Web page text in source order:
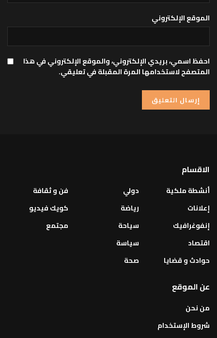
الموقع الإلكتروني
احفظ اسمي، بريدي الإلكتروني، والموقع الإلكتروني في هذا
المتصفح لاستخدامها المرة المقبلة في تعليقي.
الاقسام
أنشطة ملكية
إعلانات
إنفوغرافيك
اقتصاد
حوادث و قضايا
دولي
رياضة
سياحة
سياسة
صحة
فن و ثقافة
كويك فيديو
مجتمع
عن الموقع
من نحن
شروط الإستخدام